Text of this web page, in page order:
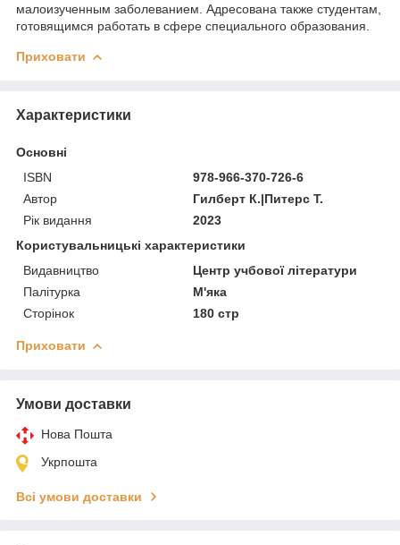
малоизученным заболеванием. Адресована также студентам,
готовящимся работать в сфере специального образования.
Приховати
Характеристики
Основні
ISBN
978-966-370-726-6
Автор
Гилберт К.|Питерс Т.
Рік видання
2023
Користувальницькі характеристики
Видавництво
Центр учбової літератури
Палітурка
М'яка
Сторінок
180 стр
Приховати
Умови доставки
Нова Пошта
Укрпошта
Всі умови доставки